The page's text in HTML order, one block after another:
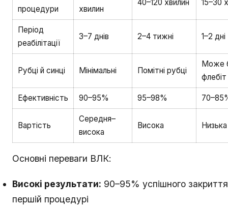
процедури
хвилин
40–120 хвилин 15–30
Період
реабілітації
3–7 днів 2–4 тижні 1–2 дні
Рубці й синці Мінімальні Помітні рубці
Може
флебіт
Ефективність 90–95% 95–98%
Вартість
Середня–
висока
Висока Низька
Основні переваги ВЛК:
Високі результати: 90–95% успішного
першій процедурі